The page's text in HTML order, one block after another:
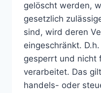
gelöscht werden,
gesetzlich
sind, wird deren
eingeschränkt.
gesperrt und nicht
verarbeitet. Das
handels- oder